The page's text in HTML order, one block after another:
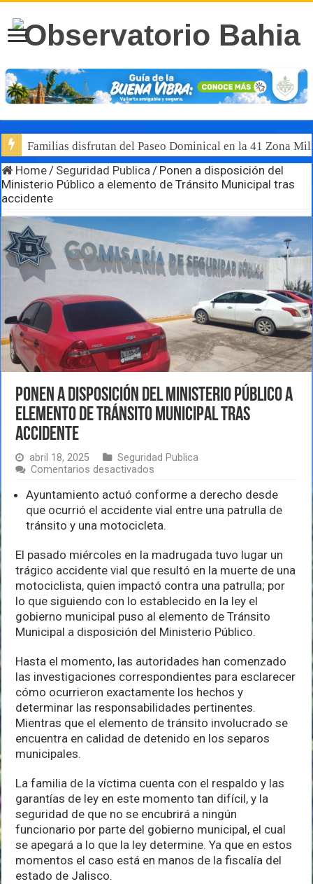
Familias disfrutan del Paseo Dominical en la 41 Zona
Home / Seguridad Publica / Ponen a disposición del
Ministerio Público a elemento de Tránsito Municipal tras
accidente
Ponen a disposición del Ministerio Público a
elemento de Tránsito Municipal tras
accidente
abril 18, 2025
Seguridad Publica
Comentarios desactivados
a
disposición
del
Ministerio
a
elemento
de
Tránsito
Municipal
tras
accidente
Ayuntamiento actuó conforme a derecho desde
que ocurrió el accidente vial entre una patrulla de
tránsito y una motocicleta.
El pasado miércoles en la madrugada tuvo lugar un
trágico accidente vial que resultó en la muerte de una
motociclista, quien impactó contra una patrulla; por
lo que siguiendo con lo establecido en la ley el
gobierno municipal puso al elemento de Tránsito
Municipal a disposición del Ministerio Público.
Hasta el momento, las autoridades han comenzado
las investigaciones correspondientes para esclarecer
cómo ocurrieron exactamente los hechos y
determinar las responsabilidades pertinentes.
Mientras que el elemento de tránsito involucrado se
encuentra en calidad de detenido en los separos
municipales.
La familia de la víctima cuenta con el respaldo y las
garantías de ley en este momento tan difícil, y la
seguridad de que no se encubrirá a ningún
funcionario por parte del gobierno municipal, el cual
se apegará a lo que la ley determine. Ya que en estos
momentos el caso está en manos de la fiscalía del
estado de Jalisco.